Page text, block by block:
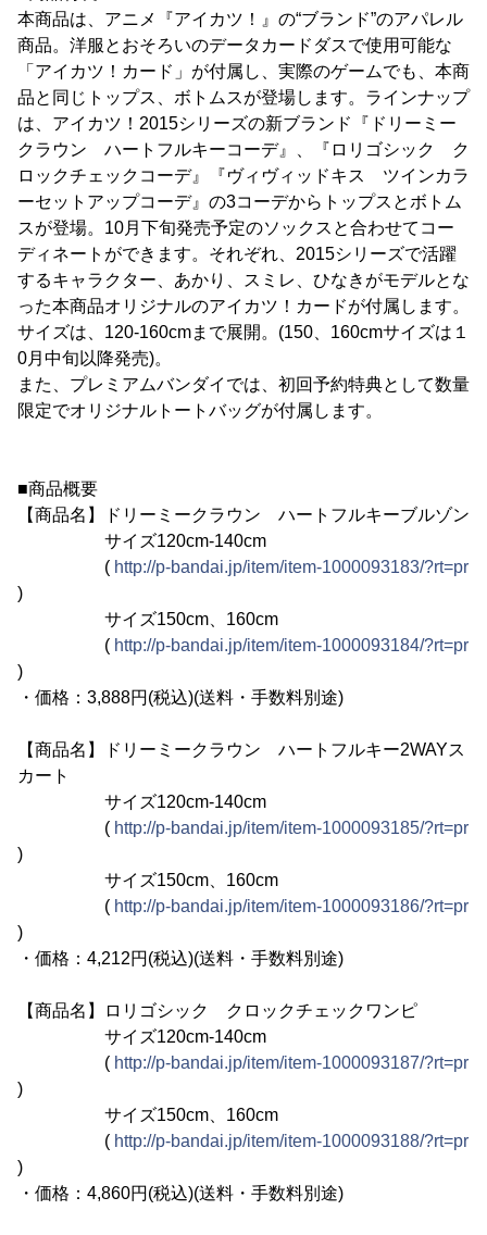
本商品は、アニメ『アイカツ！』の“ブランド”のアパレル
商品。洋服とおそろいのデータカードダスで使用可能な
「アイカツ！カード」が付属し、実際のゲームでも、本商
品と同じトップス、ボトムスが登場します。ラインナップ
は、アイカツ！2015シリーズの新ブランド『ドリーミー
クラウン ハートフルキーコーデ』、『ロリゴシック ク
ロックチェックコーデ』『ヴィヴィッドキス ツインカラ
ーセットアップコーデ』の3コーデからトップスとボトム
スが登場。10月下旬発売予定のソックスと合わせてコー
ディネートができます。それぞれ、2015シリーズで活躍
するキャラクター、あかり、スミレ、ひなきがモデルとな
った本商品オリジナルのアイカツ！カードが付属します。
サイズは、120-160cmまで展開。(150、160cmサイズは１
0月中旬以降発売)。
また、プレミアムバンダイでは、初回予約特典として数量
限定でオリジナルトートバッグが付属します。
■商品概要
【商品名】ドリーミークラウン ハートフルキーブルゾン
サイズ120cm-140cm
( http://p-bandai.jp/item/item-1000093183/?rt=pr
)
サイズ150cm、160cm
( http://p-bandai.jp/item/item-1000093184/?rt=pr
)
・価格：3,888円(税込)(送料・手数料別途)
【商品名】ドリーミークラウン ハートフルキー2WAYス
カート
サイズ120cm-140cm
( http://p-bandai.jp/item/item-1000093185/?rt=pr
)
サイズ150cm、160cm
( http://p-bandai.jp/item/item-1000093186/?rt=pr
)
・価格：4,212円(税込)(送料・手数料別途)
【商品名】ロリゴシック クロックチェックワンピ
サイズ120cm-140cm
( http://p-bandai.jp/item/item-1000093187/?rt=pr
)
サイズ150cm、160cm
( http://p-bandai.jp/item/item-1000093188/?rt=pr
)
・価格：4,860円(税込)(送料・手数料別途)